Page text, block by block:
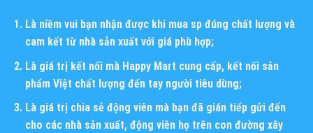
Là niềm vui bạn nhận được khi mua sp đúng chất lượng và
cam kết từ nhà sản xuất với giá phù hợp;
Là giá trị kết nối mà Happy Mart cung cấp, kết nối sản
phẩm Việt chất lượng đến tay người tiêu dùng;
Là giá trị chia sẻ động viên mà bạn đã gián tiếp gửi đến
cho các nhà sản xuất, động viên họ trên con đường xây